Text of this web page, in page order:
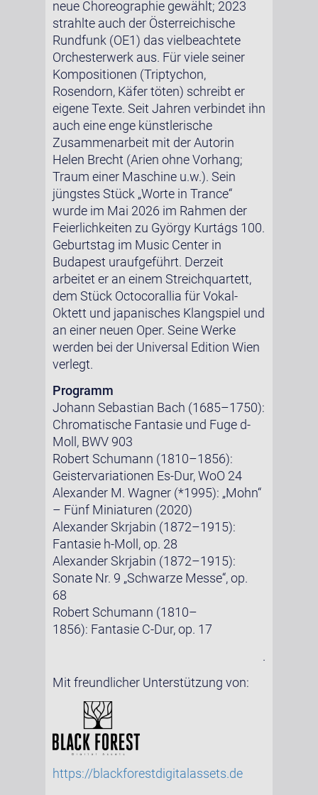
neue Choreographie gewählt; 2023
strahlte auch der Österreichische
Rundfunk (OE1) das vielbeachtete
Orchesterwerk aus. Für viele seiner
Kompositionen (Triptychon,
Rosendorn, Käfer töten) schreibt er
eigene Texte. Seit Jahren verbindet ihn
auch eine enge künstlerische
Zusammenarbeit mit der Autorin
Helen Brecht (Arien ohne Vorhang;
Traum einer Maschine u.w.). Sein
jüngstes Stück „Worte in Trance“
wurde im Mai 2026 im Rahmen der
Feierlichkeiten zu György Kurtágs 100.
Geburtstag im Music Center in
Budapest uraufgeführt. Derzeit
arbeitet er an einem Streichquartett,
dem Stück Octocorallia für Vokal-
Oktett und japanisches Klangspiel und
an einer neuen Oper. Seine Werke
werden bei der Universal Edition Wien
verlegt.
Programm
Johann Sebastian Bach (1685–1750):
Chromatische Fantasie und Fuge d-
Moll, BWV 903
Robert Schumann (1810–1856):
Geistervariationen Es-Dur, WoO 24
Alexander M. Wagner (*1995): „Mohn“
– Fünf Miniaturen (2020)
Alexander Skrjabin (1872–1915):
Fantasie h-Moll, op. 28
Alexander Skrjabin (1872–1915):
Sonate Nr. 9 „Schwarze Messe“, op.
68
Robert Schumann (1810–
1856): Fantasie C-Dur, op. 17
.
Mit freundlicher Unterstützung von:
https://blackforestdigitalassets.de